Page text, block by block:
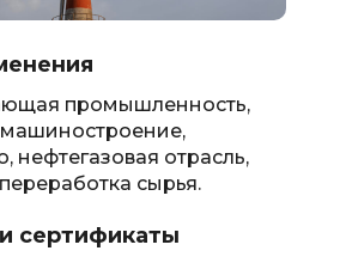
промышленность,
машиностроение,
нефтегазовая отрасль,
сырья.
сертификаты